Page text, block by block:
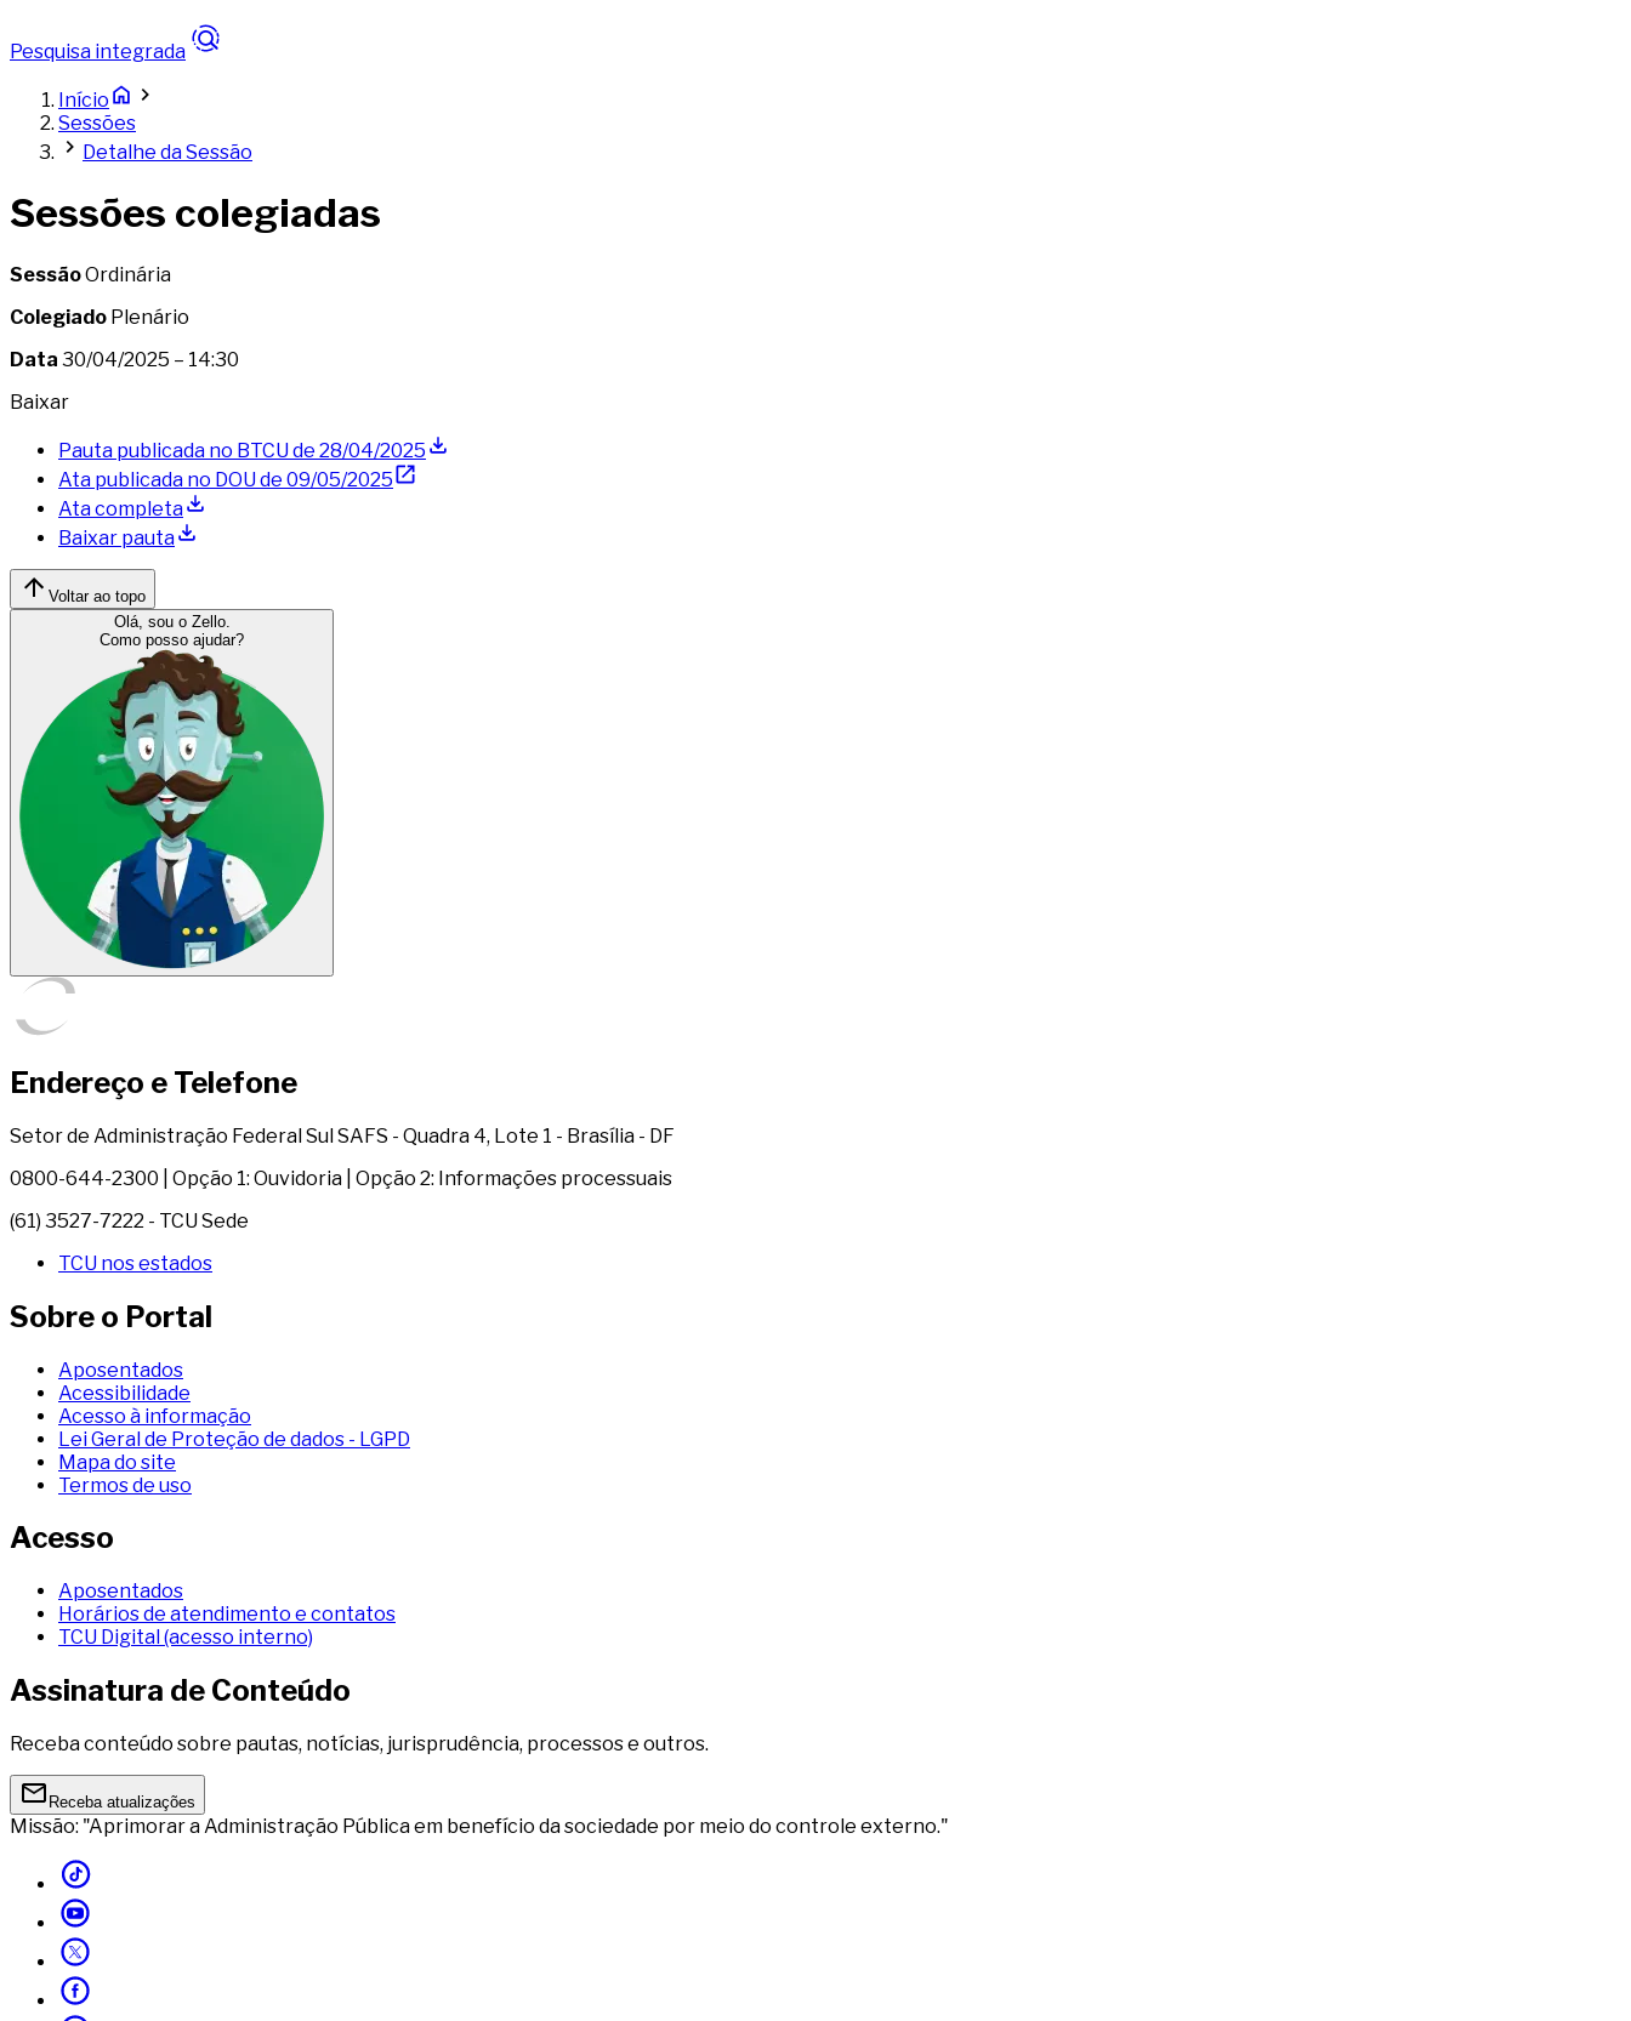
Pesquisa integrada
Início
Sessões
Detalhe da Sessão
Sessões colegiadas
SessãoOrdinária
Colegiado Plenário
Data 30/04/2025 – 14:30
Baixar
Pauta publicada no BTCU de 28/04/2025
Ata publicada no DOU de 09/05/2025
Ata completa
Baixar pauta
Voltar ao topo
Olá, sou o Zello.
Como posso ajudar?
Endereço e Telefone
Setor de Administração Federal Sul SAFS - Quadra 4, Lote 1 - Brasília - DF
0800-644-2300 | Opção 1: Ouvidoria | Opção 2: Informações processuais
(61) 3527-7222 - TCU Sede
TCU nos estados
Sobre o Portal
Aposentados
Acessibilidade
Acesso à informação
Lei Geral de Proteção de dados - LGPD
Mapa do site
Termos de uso
Acesso
Aposentados
Horários de atendimento e contatos
TCU Digital (acesso interno)
Assinatura de Conteúdo
Receba conteúdo sobre pautas, notícias, jurisprudência, processos e outros.
Receba atualizações
Missão: "Aprimorar a Administração Pública em benefício da sociedade por meio do controle externo."